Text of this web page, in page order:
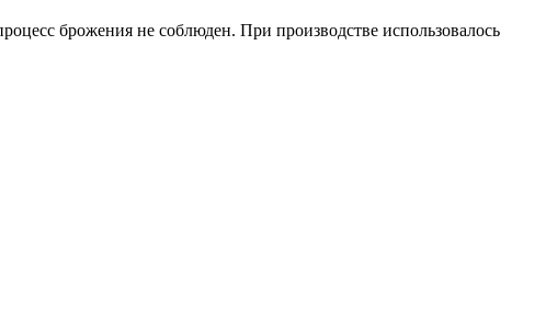
брожения не соблюден. При производстве использовалось